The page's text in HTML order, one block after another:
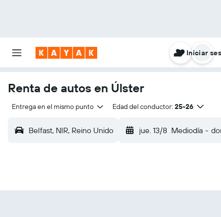
Iniciar
Renta de autos en Úlster
Entrega en el mismo punto Edad del conductor: 25-26
Belfast, NIR, Reino Unido jue. 13/8 Mediodía -